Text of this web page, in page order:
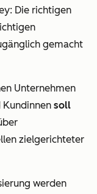
Die richtigen
gemacht
Unternehmen
Kundinnen soll
zielgerichteter
werden